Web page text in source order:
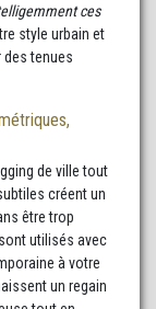
ces
style urbain et
tenues
de ville tout
créent un
être trop
utilisés avec
à votre
un regain